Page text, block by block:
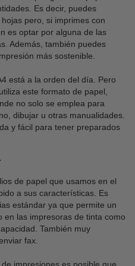
Es decir, puedes
pero, si imprimes con
es optar por alguna de las
Además, también puedes
más sostenible.
está a la orden del día. Pero
este formato de papel,
no solo se emplea para
dibujar u otras manualidades.
y fácil para tener preparados
de papel que usamos en el
a sus características. Es
estándar ya que permite un
en las impresoras de tinta como
También muy
fax.